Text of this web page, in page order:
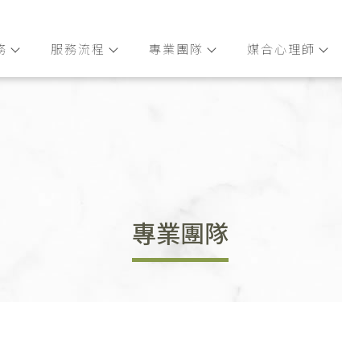
服務流程 專業團隊 媒合心理師
專業團隊